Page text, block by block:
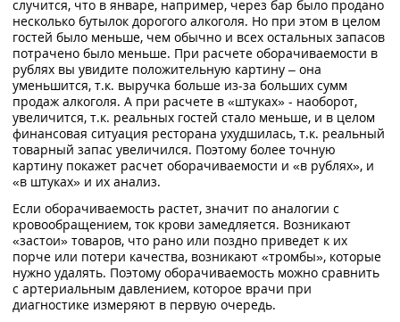
случится, что в январе, например, через бар было продано
несколько бутылок дорогого алкоголя. Но при этом в целом
гостей было меньше, чем обычно и всех остальных запасов
потрачено было меньше. При расчете оборачиваемости в
рублях вы увидите положительную картину – она
уменьшится, т.к. выручка больше из-за больших сумм
продаж алкоголя. А при расчете в «штуках» - наоборот,
увеличится, т.к. реальных гостей стало меньше, и в целом
финансовая ситуация ресторана ухудшилась, т.к. реальный
товарный запас увеличился. Поэтому более точную
картину покажет расчет оборачиваемости и «в рублях», и
«в штуках» и их анализ.
Если оборачиваемость растет, значит по аналогии с
кровообращением, ток крови замедляется. Возникают
«застои» товаров, что рано или поздно приведет к их
порче или потери качества, возникают «тромбы», которые
нужно удалять. Поэтому оборачиваемость можно сравнить
с артериальным давлением, которое врачи при
диагностике измеряют в первую очередь.